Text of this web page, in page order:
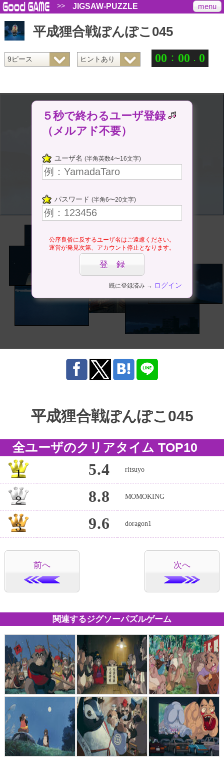
>> JIGSAW-PUZZLE menu
平成狸合戦ぽんぽこ045
00 ： 00 . 0
５秒で終わるユーザ登録
（メルアド不要）
ユーザ名 (半角英数4〜16文字)
パスワード (半角6〜20文字)
公序良俗に反するユーザ名はご遠慮ください。
運営が発見次第、アカウント停止となります。
既に登録済み → ログイン
平成狸合戦ぽんぽこ045
全ユーザのクリアタイム TOP10
5.4 ritsuyo
8.8 MOMOKING
9.6 doragon1
前へ 次へ
関連するジグソーパズルゲーム